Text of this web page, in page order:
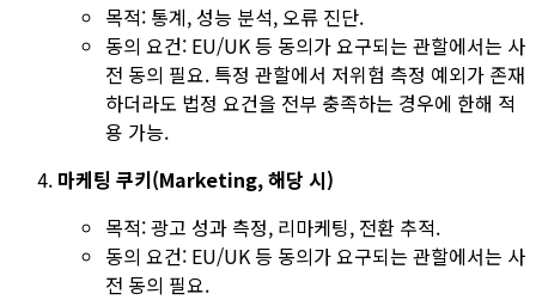
목적: 통계, 성능 분석, 오류 진단.
동의 요건: EU/UK 등 동의가 요구되는 관할에서는 사
전 동의 필요. 특정 관할에서 저위험 측정 예외가 존재
하더라도 법정 요건을 전부 충족하는 경우에 한해 적
용 가능.
마케팅 쿠키(Marketing, 해당 시)
목적: 광고 성과 측정, 리마케팅, 전환 추적.
동의 요건: EU/UK 등 동의가 요구되는 관할에서는 사
전 동의 필요.